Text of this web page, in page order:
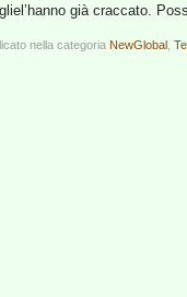
già craccato.
nella categoria NewGlobal